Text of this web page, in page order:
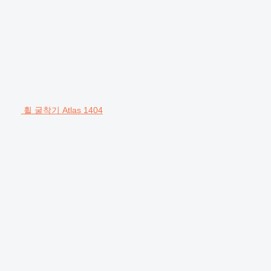
휠 굴착기 Atlas 1404